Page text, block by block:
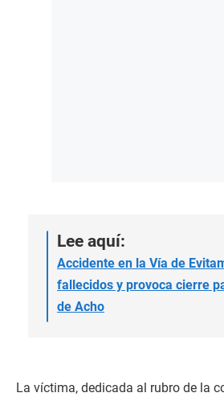
Lee aquí:
Accidente en la Vía de
fallecidos y provoca cierre
de Acho
La víctima, dedicada al rubro de la